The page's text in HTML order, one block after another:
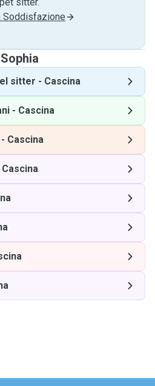
Soddisfazione
sitter - Cascina
- Cascina
- Cascina
Cascina